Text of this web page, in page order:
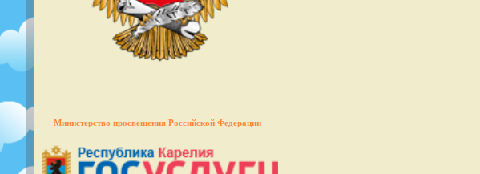
Министерство просвещения Российской Федерации